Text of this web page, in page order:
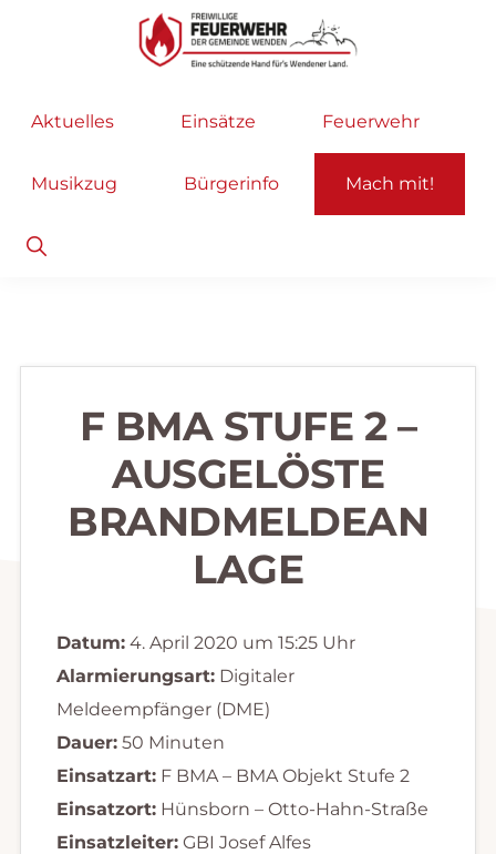
Hauptnavigation
Feuerwehr
helfen
selbstverständlich!
Aktuelles Einsätze Feuerwehr
Musikzug Bürgerinfo Mach mit!
Show
Search
F BMA STUFE 2 –
AUSGELÖSTE
BRANDMELDEAN
LAGE
Datum:4. April 2020 um 15:25 Uhr
Alarmierungsart:Digitaler
Meldeempfänger (DME)
Dauer:50 Minuten
Einsatzart:F BMA – BMA Objekt Stufe 2
Einsatzort:Hünsborn – Otto-Hahn-Straße
Einsatzleiter:GBI Josef Alfes